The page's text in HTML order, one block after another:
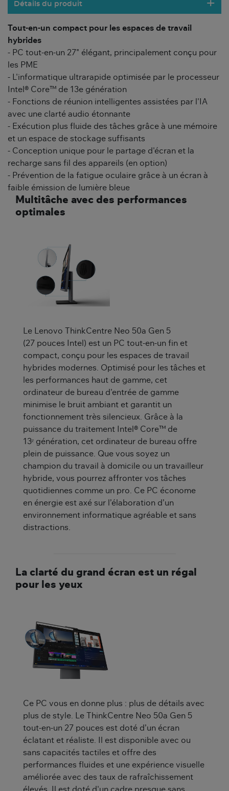
Détails du produit
Tout-en-un compact pour les espaces de travail
hybrides
- PC tout-en-un 27" élégant, principalement conçu pour
les PME
- L'informatique ultrarapide optimisée par le processeur
Intel® Core™ de 13e génération
- Fonctions de réunion intelligentes assistées par l'IA
avec une clarté audio étonnante
- Exécution plus fluide des tâches grâce à une mémoire
et un espace de stockage suffisants
- Conception unique pour le partage d'écran et la
recharge sans fil des appareils (en option)
- Prévention de la fatigue oculaire grâce à un écran à
faible émission de lumière bleue
Multitâche avec des performances
optimales
Le Lenovo ThinkCentre Neo 50a Gen 5
(27 pouces Intel) est un PC tout-en-un fin et
compact, conçu pour les espaces de travail
hybrides modernes. Optimisé pour les tâches et
les performances haut de gamme, cet
ordinateur de bureau d'entrée de gamme
minimise le bruit ambiant et garantit un
fonctionnement très silencieux. Grâce à la
puissance du traitement Intel® Core™ de
13ᵉ génération, cet ordinateur de bureau offre
plein de puissance. Que vous soyez un
champion du travail à domicile ou un travailleur
hybride, vous pourrez affronter vos tâches
quotidiennes comme un pro. Ce PC économe
en énergie est axé sur l’élaboration d’un
environnement informatique agréable et sans
distractions.
La clarté du grand écran est un régal
pour les yeux
Ce PC vous en donne plus : plus de détails avec
plus de style. Le ThinkCentre Neo 50a Gen 5
tout-en-un 27 pouces est doté d’un écran
éclatant et réaliste. Il est disponible avec ou
sans capacités tactiles et offre des
performances fluides et une expérience visuelle
améliorée avec des taux de rafraîchissement